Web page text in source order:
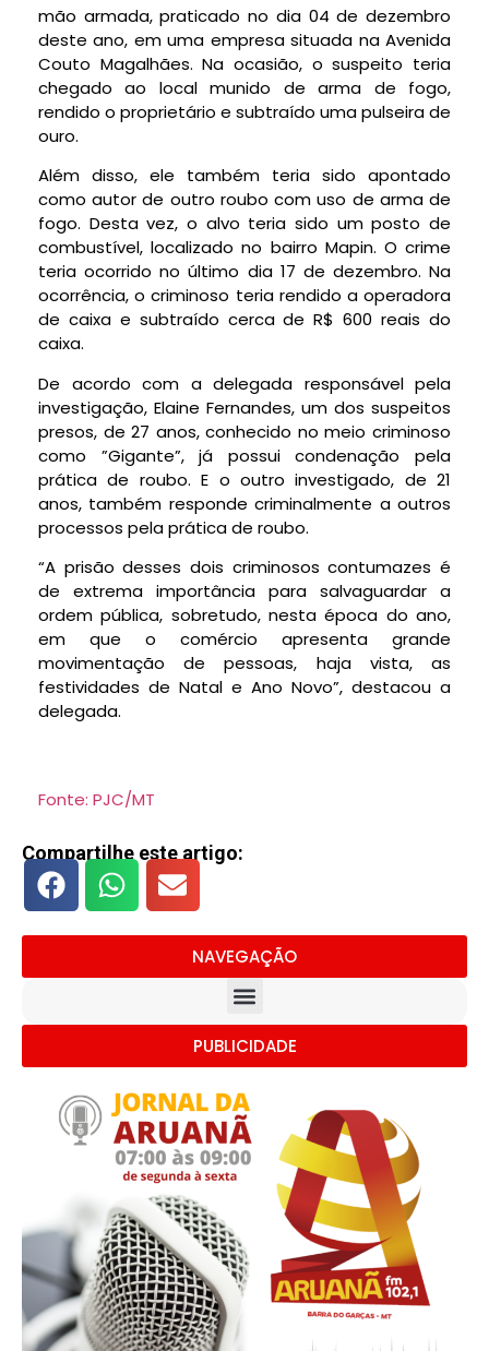
mão armada, praticado no dia 04 de dezembro
deste ano, em uma empresa situada na Avenida
Couto Magalhães. Na ocasião, o suspeito teria
chegado ao local munido de arma de fogo,
rendido o proprietário e subtraído uma pulseira de
ouro.
Além disso, ele também teria sido apontado
como autor de outro roubo com uso de arma de
fogo. Desta vez, o alvo teria sido um posto de
combustível, localizado no bairro Mapin. O crime
teria ocorrido no último dia 17 de dezembro. Na
ocorrência, o criminoso teria rendido a operadora
de caixa e subtraído cerca de R$ 600 reais do
caixa.
De acordo com a delegada responsável pela
investigação, Elaine Fernandes, um dos suspeitos
presos, de 27 anos, conhecido no meio criminoso
como ”Gigante”, já possui condenação pela
prática de roubo. E o outro investigado, de 21
anos, também responde criminalmente a outros
processos pela prática de roubo.
“A prisão desses dois criminosos contumazes é
de extrema importância para salvaguardar a
ordem pública, sobretudo, nesta época do ano,
em que o comércio apresenta grande
movimentação de pessoas, haja vista, as
festividades de Natal e Ano Novo”, destacou a
delegada.
Fonte: PJC/MT
Compartilhe este artigo:
NAVEGAÇÃO
PUBLICIDADE